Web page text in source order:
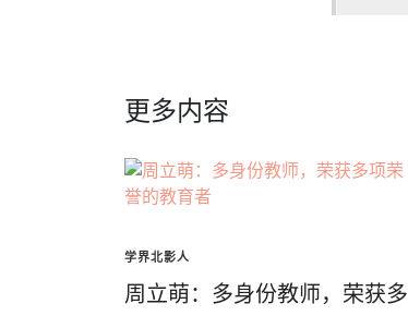
更多内容
学界北影人
周立萌：多身份教师，荣获多